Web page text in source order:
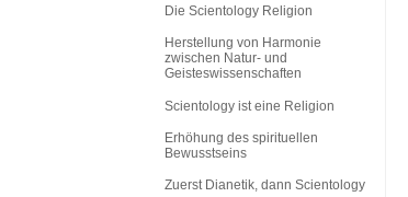
Die Scientology Religion
Herstellung von Harmonie
zwischen Natur- und
Geisteswissenschaften
Scientology ist eine Religion
Erhöhung des spirituellen
Bewusstseins
Zuerst Dianetik, dann Scientology